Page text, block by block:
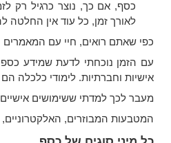
כסף, אם כך, נוצר כרגיל רק
לאורך זמן, כל עוד אין החלטה
כפי שאתם רואים, חיי עם המאמרים
עם הזמן נוכחתי לדעת שמידע
אישיות וחברתיות. לימודי כלכלה
מעבר לכך למדתי ששימושים
המטבעות המבוזרים,